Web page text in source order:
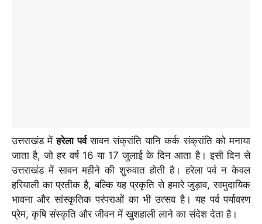
उत्तराखंड मेंहरेला पर्वसावन संक्रांति यानि कर्क संक्रांति को मनाया
जाता है, जो हर वर्ष 16 या 17 जुलाई के दिन आता है। इसी दिन से
उत्तराखंड में सावन महीने की शुरुवात होती है। हरेला पर्व न केवल
हरियाली का प्रतीक है, बल्कि यह प्रकृति से हमारे जुड़ाव, सामुदायिक
भावना और सांस्कृतिक परंपराओं का भी उत्सव है। यह पर्व पर्यावरण
प्रेम, कृषि संस्कृति और जीवन में खुशहाली लाने का संदेश देता है।